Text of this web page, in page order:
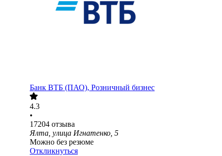
Банк ВТБ (ПАО), Розничный бизнес
4.3
•
17204 отзыва
Ялта, улица Игнатенко, 5
Можно без резюме
Откликнуться